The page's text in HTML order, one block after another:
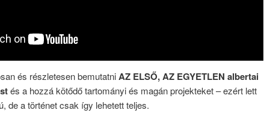
és részletesen bemutatniAZ ELSŐ, AZ EGYETLEN albertai
és a hozzá kötődő tartományi és magán projekteket – ezért lett
de a történet csak így lehetett teljes.